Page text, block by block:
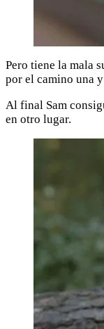
Pero tiene la mala
por el camino una
Al final Sam
en otro lugar.